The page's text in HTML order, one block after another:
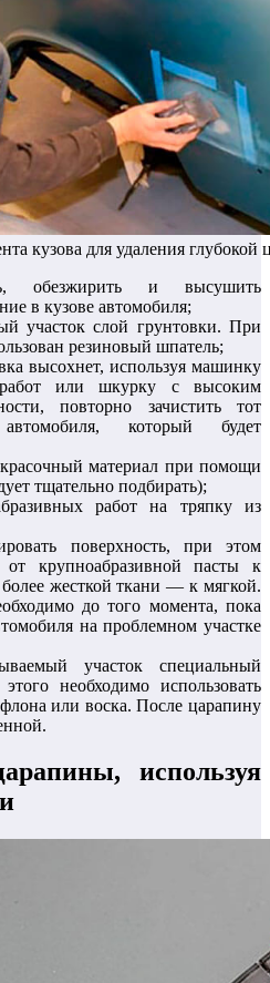
кузова для удаления глубокой
обезжирить и высушить
в кузове автомобиля;
участок слой грунтовки. При
резиновый шпатель;
высохнет, используя машинку
или шкурку с высоким
повторно зачистить тот
который будет
материал при помощи
тщательно подбирать);
работ на тряпку из
поверхность, при этом
от крупноабразивной пасты к
жесткой ткани — к мягкой.
до того момента, пока
на проблемном участке
участок специальный
необходимо использовать
или воска. После царапину
используя